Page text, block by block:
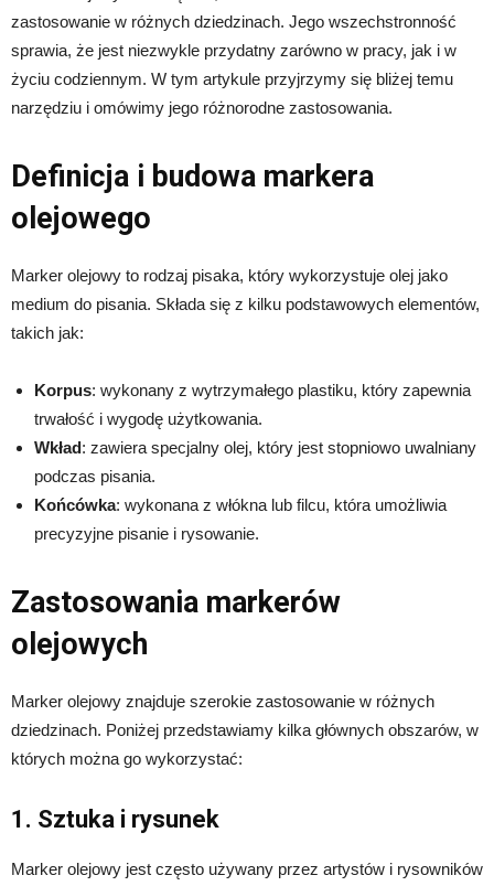
zastosowanie w różnych dziedzinach. Jego wszechstronność
sprawia, że jest niezwykle przydatny zarówno w pracy, jak i w
życiu codziennym. W tym artykule przyjrzymy się bliżej temu
narzędziu i omówimy jego różnorodne zastosowania.
Definicja i budowa markera
olejowego
Marker olejowy to rodzaj pisaka, który wykorzystuje olej jako
medium do pisania. Składa się z kilku podstawowych elementów,
takich jak:
Korpus: wykonany z wytrzymałego plastiku, który zapewnia
trwałość i wygodę użytkowania.
Wkład: zawiera specjalny olej, który jest stopniowo uwalniany
podczas pisania.
Końcówka: wykonana z włókna lub filcu, która umożliwia
precyzyjne pisanie i rysowanie.
Zastosowania markerów
olejowych
Marker olejowy znajduje szerokie zastosowanie w różnych
dziedzinach. Poniżej przedstawiamy kilka głównych obszarów, w
których można go wykorzystać:
1. Sztuka i rysunek
Marker olejowy jest często używany przez artystów i rysowników